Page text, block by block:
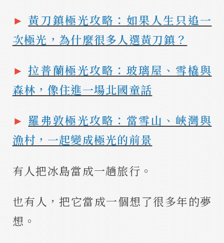
► 黃刀鎮極光攻略：如果人生只追一
次極光，為什麼很多人選黃刀鎮？
►拉普蘭極光攻略：玻璃屋、雪橇與
森林，像住進一場北國童話
► 羅弗敦極光攻略：當雪山、峽灣與
漁村，一起變成極光的前景
有人把冰島當成一趟旅行。
也有人，把它當成一個想了很多年的夢
想。